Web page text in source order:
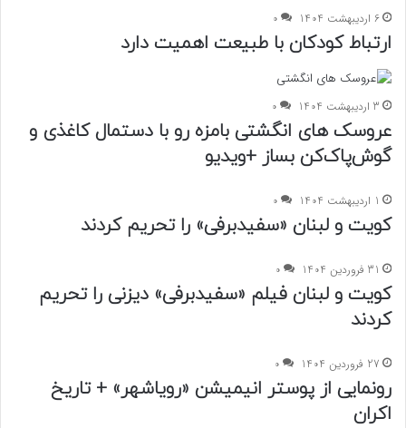
6 اردیبهشت 1404 0
ارتباط کودکان با طبیعت اهمیت دارد
3 اردیبهشت 1404 0
عروسک‌ های انگشتی بامزه رو با دستمال کاغذی و
گوش‌پاک‌کن بساز +ویدیو
1 اردیبهشت 1404 0
کویت و لبنان «سفیدبرفی» را تحریم کردند
31 فروردین 1404 0
کویت و لبنان فیلم «سفیدبرفی» دیزنی را تحریم
کردند
27 فروردین 1404 0
رونمایی از پوستر انیمیشن «رویاشهر» + تاریخ
اکران